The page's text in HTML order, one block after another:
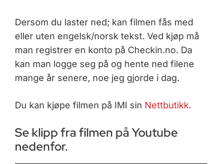
Dersom du laster ned; kan filmen fås med
eller uten engelsk/norsk tekst. Ved kjøp må
man registrer en konto på Checkin.no. Da
kan man logge seg på og hente ned filene
mange år senere, noe jeg gjorde i dag.
Du kan kjøpe filmen på IMI sin Nettbutikk.
Se klipp fra filmen på Youtube
nedenfor.